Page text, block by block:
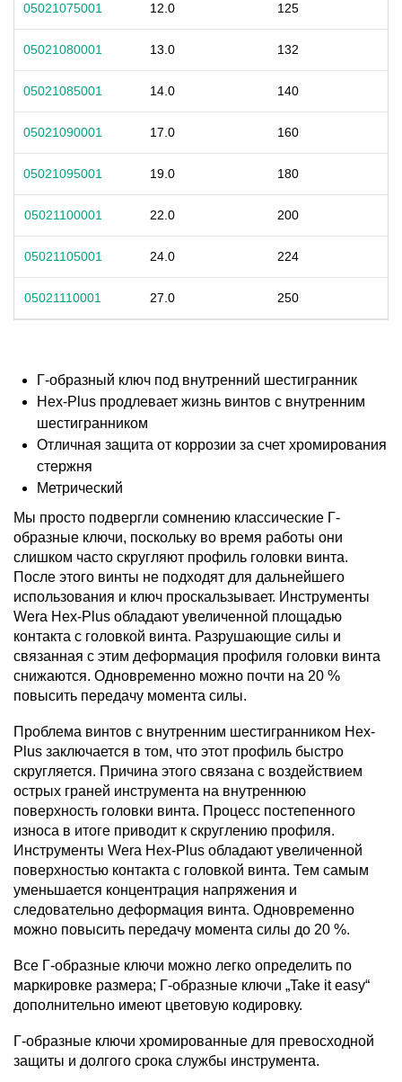
05021075001 12.0 125
05021080001 13.0 132
05021085001 14.0 140
05021090001 17.0 160
05021095001 19.0 180
05021100001 22.0 200
05021105001 24.0 224
05021110001 27.0 250
Г-образный ключ под внутренний шестигранник
Hex-Plus продлевает жизнь винтов с внутренним
шестигранником
Отличная защита от коррозии за счет хромирования
стержня
Метрический
Мы просто подвергли сомнению классические Г-
образные ключи, поскольку во время работы они
слишком часто скругляют профиль головки винта.
После этого винты не подходят для дальнейшего
использования и ключ проскальзывает. Инструменты
Wera Hex-Plus обладают увеличенной площадью
контакта с головкой винта. Разрушающие силы и
связанная с этим деформация профиля головки винта
снижаются. Одновременно можно почти на 20 %
повысить передачу момента силы.
Проблема винтов с внутренним шестигранником Hex-
Plus заключается в том, что этот профиль быстро
скругляется. Причина этого связана с воздействием
острых граней инструмента на внутреннюю
поверхность головки винта. Процесс постепенного
износа в итоге приводит к скруглению профиля.
Инструменты Wera Hex-Plus обладают увеличенной
поверхностью контакта с головкой винта. Тем самым
уменьшается концентрация напряжения и
следовательно деформация винта. Одновременно
можно повысить передачу момента силы до 20 %.
Все Г-образные ключи можно легко определить по
маркировке размера; Г-образные ключи „Take it easy“
дополнительно имеют цветовую кодировку.
Г-образные ключи хромированные для превосходной
защиты и долгого срока службы инструмента.